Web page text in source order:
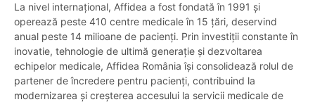
La nivel internațional, Affidea a fost fondată în 1991 și
operează peste 410 centre medicale în 15 țări, deservind
anual peste 14 milioane de pacienți. Prin investiții constante în
inovatie, tehnologie de ultimă generație și dezvoltarea
echipelor medicale, Affidea România își consolidează rolul de
partener de încredere pentru pacienți, contribuind la
modernizarea și creșterea accesului la servicii medicale de